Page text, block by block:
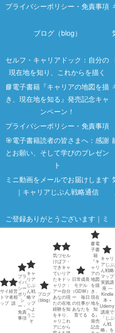
プライバシーポリシー・免責事項
ブログ（blog）
セルフ・キャリアドック：自分の
現在地を知り、これからを描く
📘電子書籍『キャリアの地図を描
き、現在地を知る』発売記念キャ
ンペーン！
プライバシーポリシー・免責事項
🎯電子書籍読者の皆さまへ：感謝
とお願い、そして学びのプレゼン
ト
ミニ動画をメールでお届けします
｜キャリアじぶん戦略通信
ご登録ありがとうございます｜ミ
ニ動画のご案内
指導者向け講座
指導者・メンターのための学びの
ページ
日常業務で若手は育つ｜メンター
のための若手育成方法
© 2023 描いたキャリアを実
サイ
トマ
ップ
経営
者相
談
プラ
イバ
シー
ポリ
シ
ー・
免責
事項
キャ
リア
じぶ
ん戦
略マ
ップ
へよ
うこ
そ
ブログ
（blog）
気づ
けば
でき
てい
たキ
ャリ
アー
あな
たの
経験
をキ
ャリ
アに
セル
フ・
キャ
リア
ドッ
ク：
自分
の現
在地
を知
り、
これ
から
日常成長
モデル
（GDW）
ー 毎日
の仕事が
あなたを
育てる
📘電
子書
籍
『キ
ャリ
アの
地図
を描
き、
現在
地を
知
る』
発売
記念
キャリ
アじぶ
ん戦略
マップ
実践講
座 ―
Kindle
本 ×
Udemy
講座で
「じぶ
ん戦
略」を